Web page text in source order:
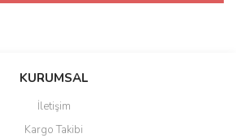
KURUMSAL
İletişim
Kargo Takibi